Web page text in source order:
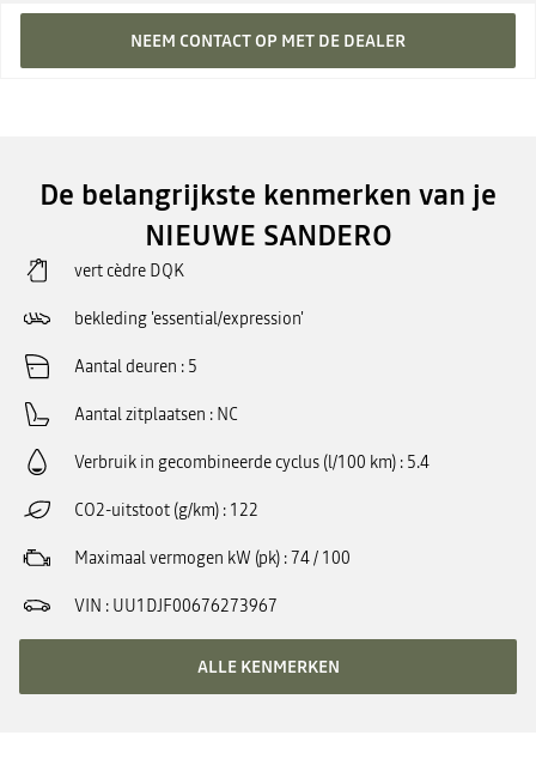
NEEM CONTACT OP MET DE DEALER
De belangrijkste kenmerken van je
NIEUWE SANDERO
vert cèdre DQK
bekleding 'essential/expression'
Aantal deuren 5
Aantal zitplaatsen NC
Verbruik in gecombineerde cyclus (l/100 km) 5.4
CO2-uitstoot (g/km) 122
Maximaal vermogen kW (pk) 74 / 100
VIN UU1DJF00676273967
ALLE KENMERKEN